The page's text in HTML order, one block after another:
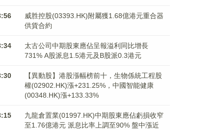
威胜控股(03393.HK)附屬獲1.68億港元重合器
供貨合約
太古公司中期股東應佔呈報溢利同比增長
731% A股派息1.5港元及B股派0.3港元
【異動股】港股漲幅榜前十，生物係統工程股
權(02902.HK)漲+231.25%，中國智能健康
(00348.HK)漲+133.33%
九龍倉置業(01997.HK)中期股東應佔虧損收窄
至1.76億港元 派息比率上調至90% 盤中漲近